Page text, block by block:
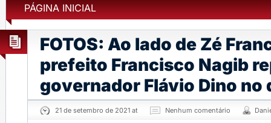
PÁGINA INICIAL
FOTOS: Ao lado de Zé
prefeito Francisco Nagib
governador Flávio Dino no
21 de setembro de 2021 at Nenhum comentário